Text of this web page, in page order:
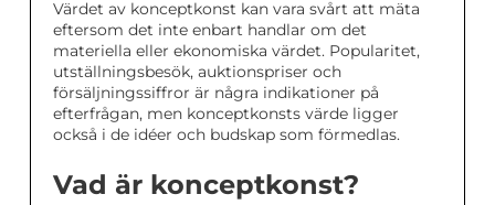
Värdet av konceptkonst kan vara svårt att mäta
eftersom det inte enbart handlar om det
materiella eller ekonomiska värdet. Popularitet,
utställningsbesök, auktionspriser och
försäljningssiffror är några indikationer på
efterfrågan, men konceptkonsts värde ligger
också i de idéer och budskap som förmedlas.
Vad är konceptkonst?